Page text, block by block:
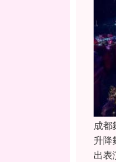
成都
升降
出表